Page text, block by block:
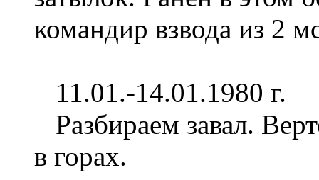
командир взвода из 2
11.01.-14.01.1980 г.
Разбираем завал.
в горах.